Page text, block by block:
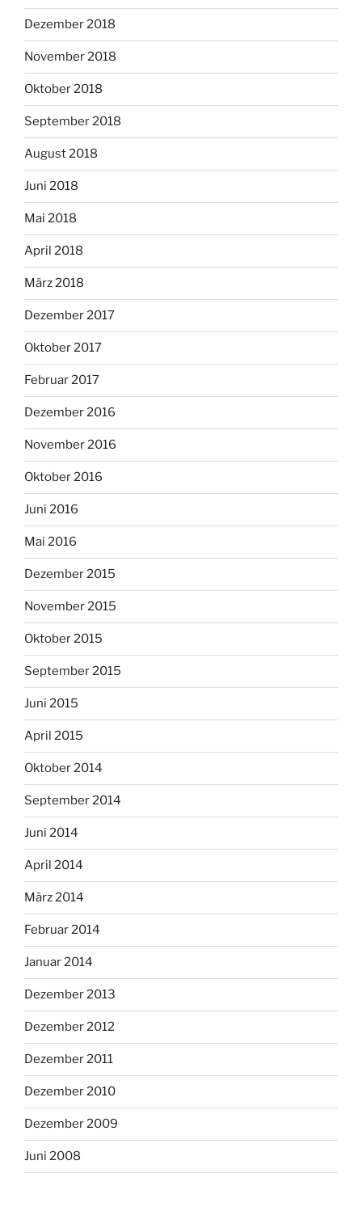
Dezember 2018
November 2018
Oktober 2018
September 2018
August 2018
Juni 2018
Mai 2018
April 2018
März 2018
Dezember 2017
Oktober 2017
Februar 2017
Dezember 2016
November 2016
Oktober 2016
Juni 2016
Mai 2016
Dezember 2015
November 2015
Oktober 2015
September 2015
Juni 2015
April 2015
Oktober 2014
September 2014
Juni 2014
April 2014
März 2014
Februar 2014
Januar 2014
Dezember 2013
Dezember 2012
Dezember 2011
Dezember 2010
Dezember 2009
Juni 2008